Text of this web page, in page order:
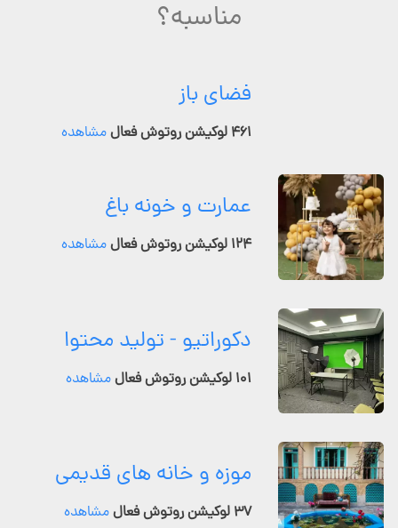
مناسبه؟
فضای باز
۴۶۱ لوکیشن روتوش فعال مشاهده
عمارت و خونه باغ
۱۲۴ لوکیشن روتوش فعال مشاهده
دکوراتیو - تولید محتوا
۱۰۱ لوکیشن روتوش فعال مشاهده
موزه و خانه های قدیمی
۳۷ لوکیشن روتوش فعال مشاهده